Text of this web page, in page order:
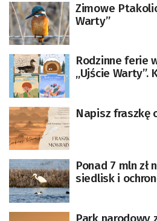
Zimowe
Warty”
Rodzinne ferie
„Ujście Warty”.
Napisz fraszkę
Ponad 7 mln zł
siedlisk i
Park narodowy